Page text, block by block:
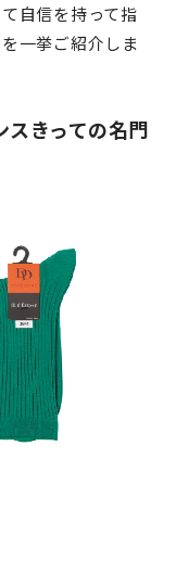
自信を持って指
一挙ご紹介しま
きっての名門